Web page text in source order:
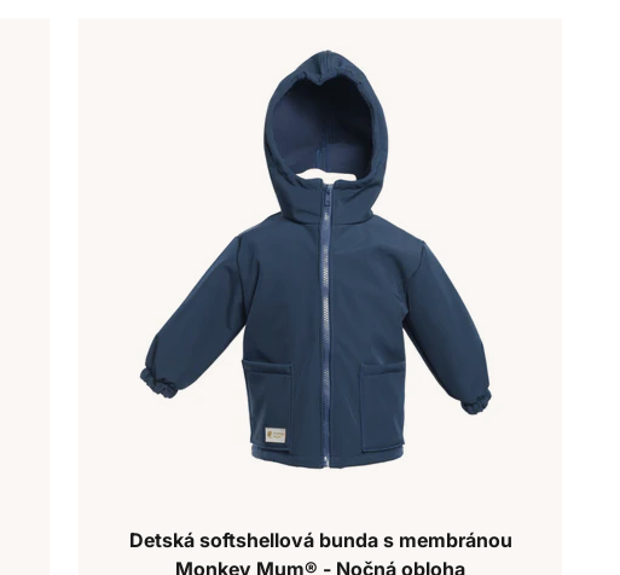
Detská softshellová bunda s membránou
Monkey Mum® - Nočná obloha